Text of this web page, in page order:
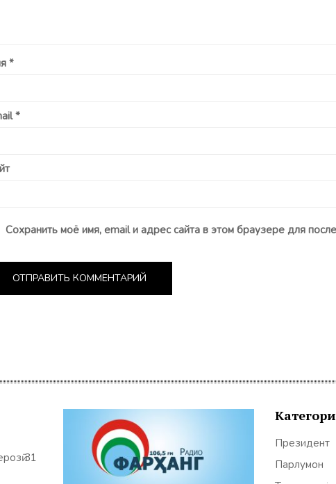
*
*
Сохранить моё имя, email и адрес сайта в этом браузере для
31
Президент
Парлумон